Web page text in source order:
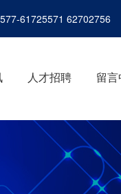
61725571 62702756
人才招聘 留